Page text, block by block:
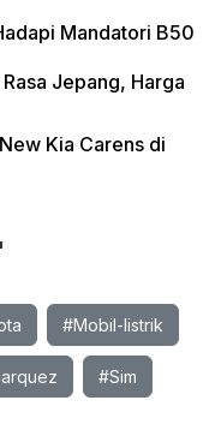
Mandatori B50
Jepang, Harga
Kia Carens di
#Mobil-listrik
#Sim